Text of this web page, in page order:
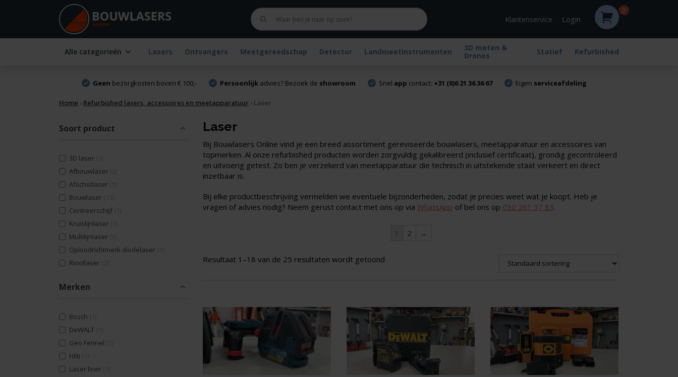
Klantenservice Login
0
Alle categorieën Lasers Ontvangers Meetgereedschap Detector Landmeetinstrumenten
3D meten &
Drones
Statief Refurbished
Geen bezorgkosten boven € 100,- Persoonlijkadvies? Bezoek de showroom Snel app contact: +31 (0)6 21 36 36 67 Eigen serviceafdeling
Home › Refurbished lasers, accessoires en meetapparatuur › Laser
Soort product
3D laser
Afbouwlaser
Afschotlaser
Bouwlaser
Centreerschijf
Kruislijnlaser
Multilijnlaser
Oploodrichtmerk diodelaser
Rioollaser
Merken
Bosch
DeWALT
Geo Fennel
Hilti
Laser liner
Laser
Bij Bouwlasers Online vind je een breed assortiment gereviseerde bouwlasers, meetapparatuur en accessoires van
topmerken. Al onze refurbished producten worden zorgvuldig gekalibreerd (inclusief certificaat), grondig gecontroleerd
en uitvoerig getest. Zo ben je verzekerd van meetapparatuur die technisch in uitstekende staat verkeert en direct
inzetbaar is.
Bij elke productbeschrijving vermelden we eventuele bijzonderheden, zodat je precies weet wat je koopt. Heb je
vragen of advies nodig? Neem gerust contact met ons op via WhatsApp of bel ons op 030 261 37 83.
1 2 →
Resultaat 1–18 van de 25 resultaten wordt getoond